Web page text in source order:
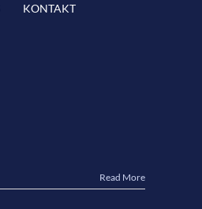
KONTAKT
Read More